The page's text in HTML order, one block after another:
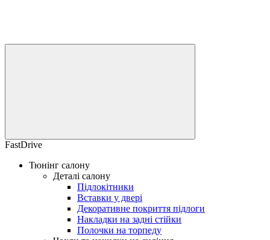
FastDrive
Тюнінг салону
Деталі салону
Підлокітники
Вставки у двері
Декоративне покриття підлоги
Накладки на задні стійки
Полочки на торпеду